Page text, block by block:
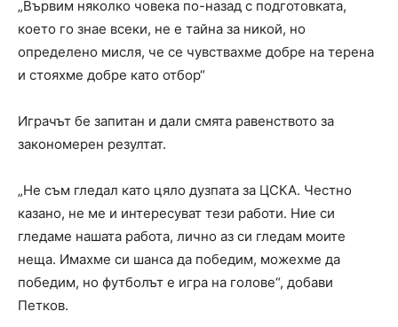
„Вървим няколко човека по-назад с подготовката,
което го знае всеки, не е тайна за никой, но
определено мисля, че се чувствахме добре на терена
и стояхме добре като отбор“
Играчът бе запитан и дали смята равенството за
закономерен резултат.
„Не съм гледал като цяло дузпата за ЦСКА. Честно
казано, не ме и интересуват тези работи. Ние си
гледаме нашата работа, лично аз си гледам моите
неща. Имахме си шанса да победим, можехме да
победим, но футболът е игра на голове“, добави
Петков.